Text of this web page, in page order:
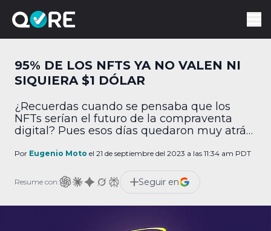
95% DE LOS NFTS YA NO VALEN NI
SIQUIERA $1 DÓLAR
¿Recuerdas cuando se pensaba que los
NFTs serían el futuro de la compraventa
digital? Pues esos días quedaron muy atrás:
ya no valen absolutamente nada. ¿Qué pasó
DappGambl publicó una investigación
sobre el estado de los NFTs y los resultados
no son […]
Por Eugenio Moto el 21 de septiembre del 2023 a las 11:34 am PDT
Resume con: Seguir en